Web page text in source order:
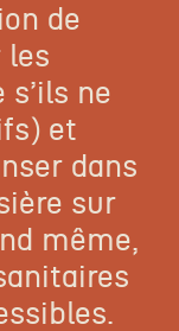
de
les
ne
et
dans
sur
même,